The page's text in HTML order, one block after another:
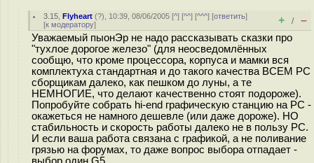
3.15 ,Flyheart (?), 10:39, 08/06/2005 [^] [^^] [^^^] [ответить]
[к модератору] + / –
Уважаемый пыонЭр не надо рассказывать сказки про
"тухлое дорогое железо" (для неосведомлённых
сообщю, что кроме процессора, корпуса и мамки вся
комплектуха стандартная и до такого качества ВСЕМ PC
сборщикам далеко, как пешком до луны, а те
НЕМНОГИЕ, что делают качественно стоят подороже).
Попробуйте собрать hi-end графическую станцию на PC -
окажеться не намного дешевле (или даже дороже). НО
стабильность и скорость работы далеко не в пользу PC.
И если ваша работа связана с графикой, а не поливание
грязью на форумах, то даже вопрос выбора отпадает -